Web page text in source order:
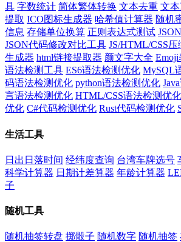
具 字数统计 简体繁体转换 文本去重 文
提取 ICO图标生成器 哈希值计算器 随机
信息 存储单位换算 正则表达式测试
JSON代码修改对比工具 JS/HTML/CSS
生成器 html链接提取器 颜文字大全
语法检测工具 ES6语法检测优化 MySQL
码语法检测优化 python语法检测优化
言语法检测优化 HTML/CSS语法检测优化
优化 C#代码检测优化 Rust代码检测优化
生活工具
日出日落时间 经纬度查询 台湾车牌选号
科学计算器 日期计差算器 年龄计算器
子
随机工具
随机抽签转盘 掷骰子 随机数字 随机抽签